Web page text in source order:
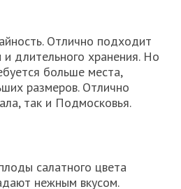
Отлично подходит
длительного хранения. Но
больше места,
размеров. Отлично
так и Подмосковья.
салатного цвета
нежным вкусом.